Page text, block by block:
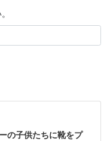
の子供たちに靴をプ